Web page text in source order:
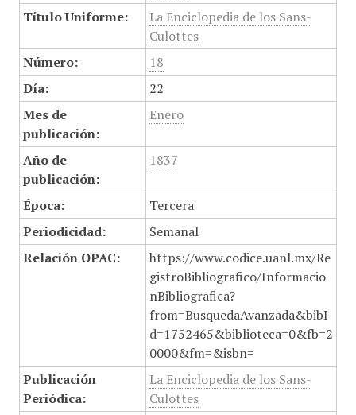
Título Uniforme:
La Enciclopedia de los Sans-
Culottes
Número:
18
Día:
22
Mes de
publicación:
Enero
Año de
publicación:
1837
Época:
Tercera
Periodicidad:
Semanal
Relación OPAC:
https://www.codice.uanl.mx/Re
gistroBibliografico/Informacio
nBibliografica?
from=BusquedaAvanzada&bibI
d=1752465&biblioteca=0&fb=2
0000&fm=&isbn=
Publicación
Periódica:
La Enciclopedia de los Sans-
Culottes